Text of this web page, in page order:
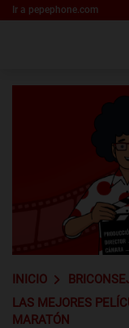
Ir a pepephone.com
INICIO
LAS MEJORES
MARATÓN